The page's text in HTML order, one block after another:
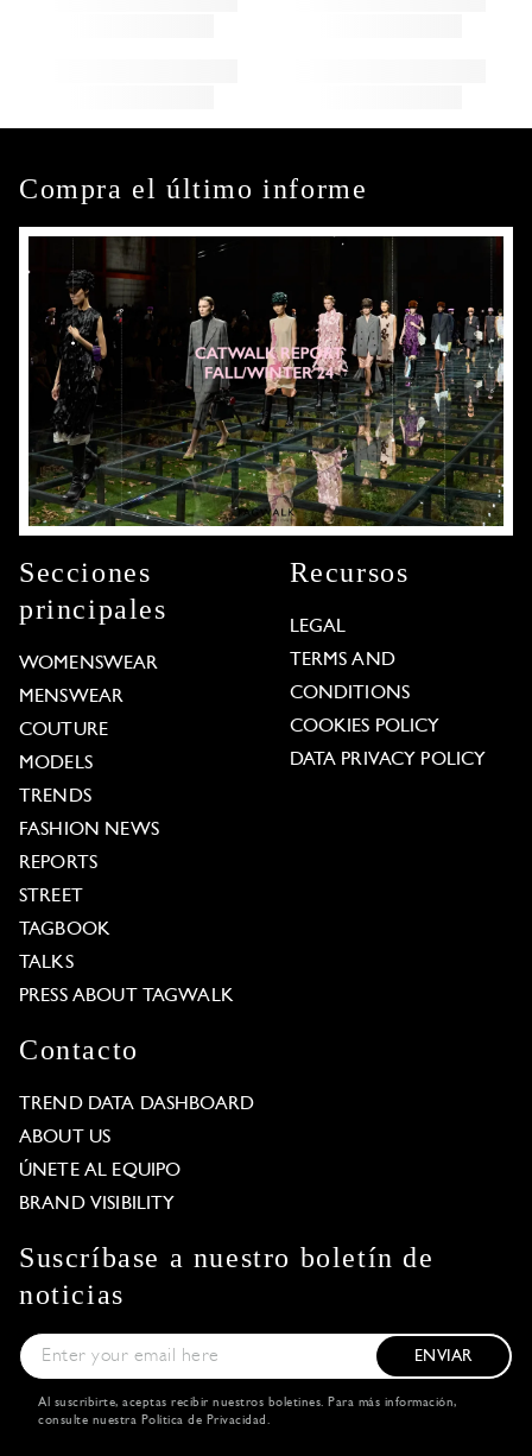
Compra el último informe
Secciones
principales
WOMENSWEAR
MENSWEAR
COUTURE
MODELS
TRENDS
FASHION NEWS
REPORTS
STREET
TAGBOOK
TALKS
PRESS ABOUT TAGWALK
Recursos
LEGAL
TERMS AND
CONDITIONS
COOKIES POLICY
DATA PRIVACY POLICY
Contacto
TREND DATA DASHBOARD
ABOUT US
ÚNETE AL EQUIPO
BRAND VISIBILITY
Suscríbase a nuestro boletín de
noticias
ENVIAR
Al suscribirte, aceptas recibir nuestros boletines. Para más información,
consulte nuestra Política de Privacidad .